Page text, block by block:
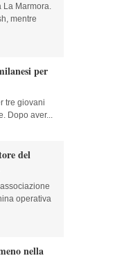
La Marmora.
mentre
per
tre giovani
Dopo aver...
del
operativa
nella